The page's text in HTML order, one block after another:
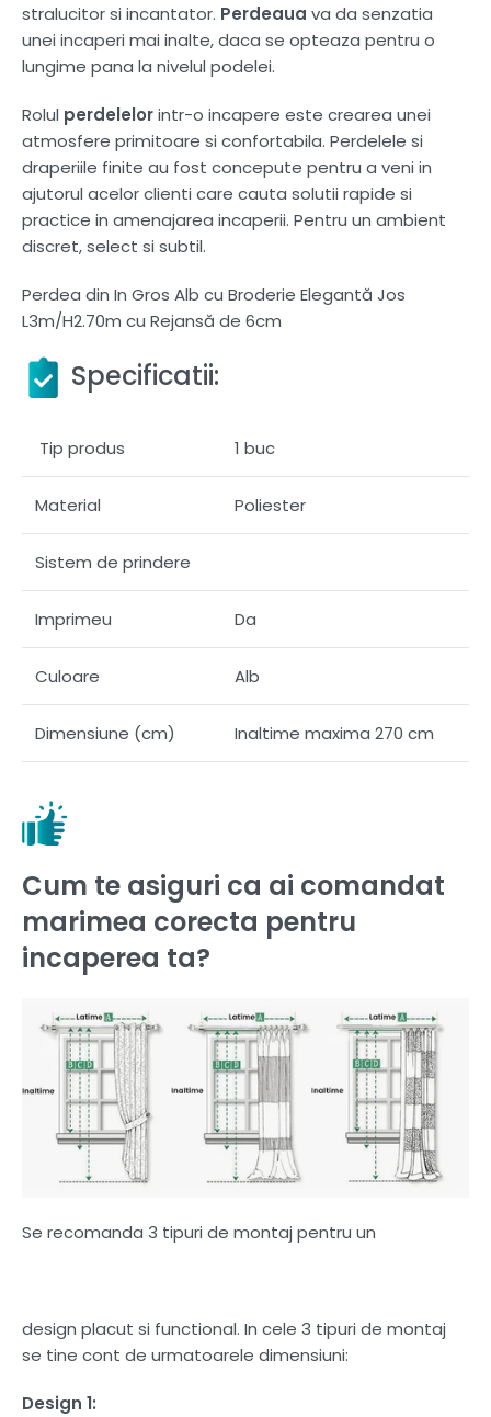
stralucitor si incantator. Perdeaua va da senzatia
unei incaperi mai inalte, daca se opteaza pentru o
lungime pana la nivelul podelei.
Rolul perdelelorintr-o incapere este crearea unei
atmosfere primitoare si confortabila. Perdelele si
draperiile finite au fost concepute pentru a veni in
ajutorul acelor clienti care cauta solutii rapide si
practice in amenajarea incaperii. Pentru un ambient
discret, select si subtil.
Perdea din In Gros Alb cu Broderie Elegantă Jos
L3m/H2.70m cu Rejansă de 6cm
Specificatii:
Tip produs 1 buc
Material Poliester
Sistem de prindere
Imprimeu Da
Culoare Alb
Dimensiune (cm) Inaltime maxima 270 cm
Cum te asiguri ca ai comandat
marimea corecta pentru
incaperea ta?
Se recomanda 3 tipuri de montaj pentru un
design placut si functional. In cele 3 tipuri de montaj
se tine cont de urmatoarele dimensiuni:
Design 1: